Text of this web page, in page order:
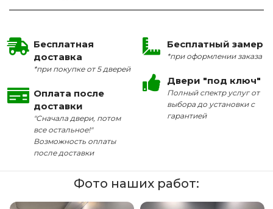
Бесплатная
доставка
*при покупке от 5 дверей
Оплата после
доставки
"Сначала двери, потом
все остальное!"
Возможность оплаты
после доставки
Бесплатный замер
*при оформлении заказа
Двери "под ключ"
Полный спектр услуг от
выбора до установки с
гарантией
Фото наших работ: